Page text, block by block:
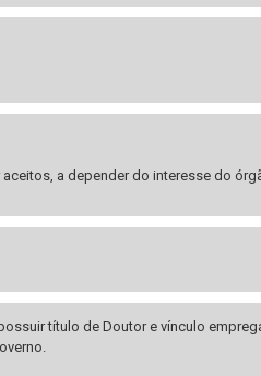
a depender do interesse do
título de Doutor e vínculo